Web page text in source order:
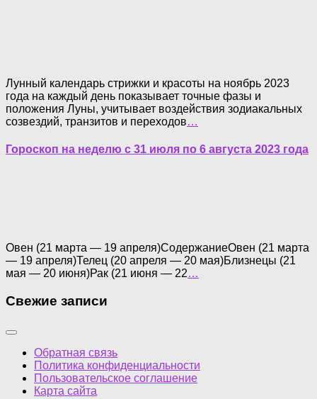
Лунный календарь стрижки и красоты на ноябрь 2023
года на каждый день показывает точные фазы и
положения Луны, учитывает воздействия зодиакальных
созвездий, транзитов и переходов…
Гороскоп на неделю с 31 июля по 6 августа 2023 года
Овен (21 марта — 19 апреля)СодержаниеОвен (21 марта
— 19 апреля)Телец (20 апреля — 20 мая)Близнецы (21
мая — 20 июня)Рак (21 июня — 22…
Свежие записи
Обратная связь
Политика конфиденциальности
Пользовательское соглашение
Карта сайта